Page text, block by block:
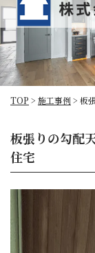
板張りの勾
屋のZEH住
TOP > 施工事例> 板
板張りの勾配
住宅